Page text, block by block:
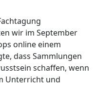
wir im September
online einem
dass Sammlungen
schaffen, wenn
Unterricht und